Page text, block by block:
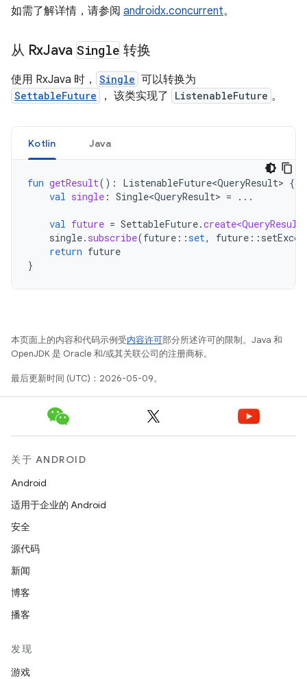
如需了解详情，请参阅 androidx.concurrent。
从 RxJava Single 转换
使用 RxJava 时， Single 可以转换为
SettableFuture ， 该类实现了 ListenableFuture 。
Kotlin Java
fun getResult(): ListenableFuture<QueryResult> {
val single : Single<QueryResult> = ...
val future = SettableFuture.
single. subscribe(future ::set, future ::
return future
}
本页面上的内容和代码示例受内容许可部分所述许可的限制。Java 和
OpenJDK 是 Oracle 和/或其关联公司的注册商标。
最后更新时间 (UTC)：2026-05-09。
关于 ANDROID
Android
适用于企业的 Android
安全
源代码
新闻
博客
播客
发现
游戏